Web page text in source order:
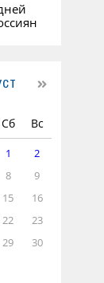
Сб Вс
1
2
8
9
15
16
22
23
29
30